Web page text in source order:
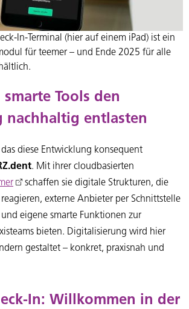
In-Terminal (hier auf einem iPad) ist ein
für teemer – und Ende 2025 für alle
Tools den
nachhaltig entlasten
diese Entwicklung konsequent
. Mit ihrer cloudbasierten
schaffen sie digitale Strukturen, die
externe Anbieter per Schnittstelle
eigene smarte Funktionen zur
bieten. Digitalisierung wird hier
gestaltet – konkret, praxisnah und
In: Willkommen in der